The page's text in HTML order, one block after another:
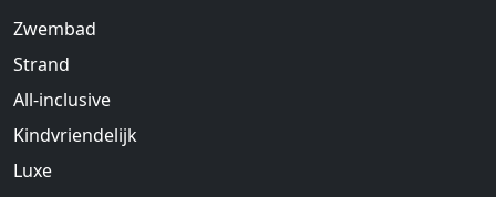
Zwembad
Strand
All-inclusive
Kindvriendelijk
Luxe